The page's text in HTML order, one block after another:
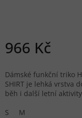
966 Kč
Dámské funkční triko
SHIRT je lehká vrstva
běh i další letní
S
M